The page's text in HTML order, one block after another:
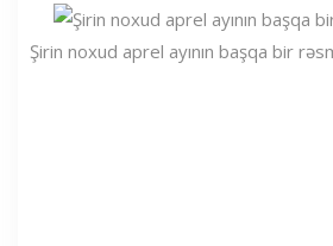
Şirin noxud aprel ayının başqa bir